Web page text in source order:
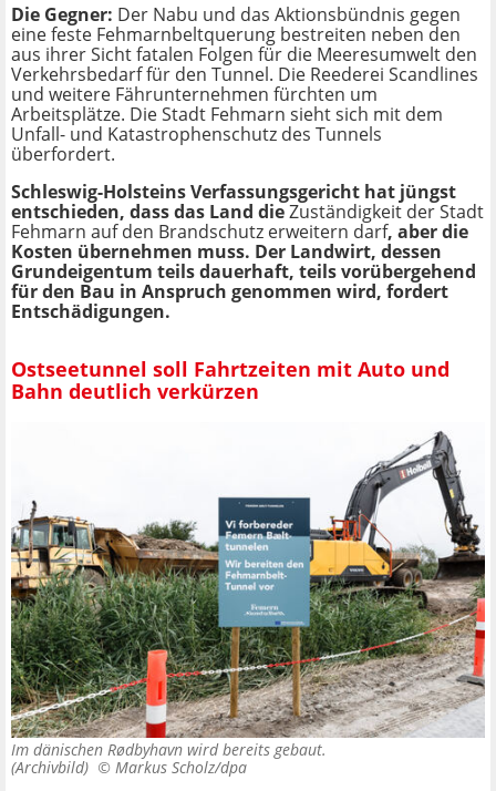
Die Gegner: Der Nabu und das Aktionsbündnis gegen
eine feste Fehmarnbeltquerung bestreiten neben den
aus ihrer Sicht fatalen Folgen für die Meeresumwelt den
Verkehrsbedarf für den Tunnel. Die Reederei Scandlines
und weitere Fährunternehmen fürchten um
Arbeitsplätze. Die Stadt Fehmarn sieht sich mit dem
Unfall- und Katastrophenschutz des Tunnels
überfordert.
Schleswig-Holsteins Verfassungsgericht hat jüngst
entschieden, dass das Land dieZuständigkeit der Stadt
Fehmarn auf den Brandschutz erweitern darf, aber die
Kosten übernehmen muss. Der Landwirt, dessen
Grundeigentum teils dauerhaft, teils vorübergehend
für den Bau in Anspruch genommen wird, fordert
Entschädigungen.
Ostseetunnel soll Fahrtzeiten mit Auto und
Bahn deutlich verkürzen
Im dänischen Rødbyhavn wird bereits gebaut.
(Archivbild) © Markus Scholz/dpa